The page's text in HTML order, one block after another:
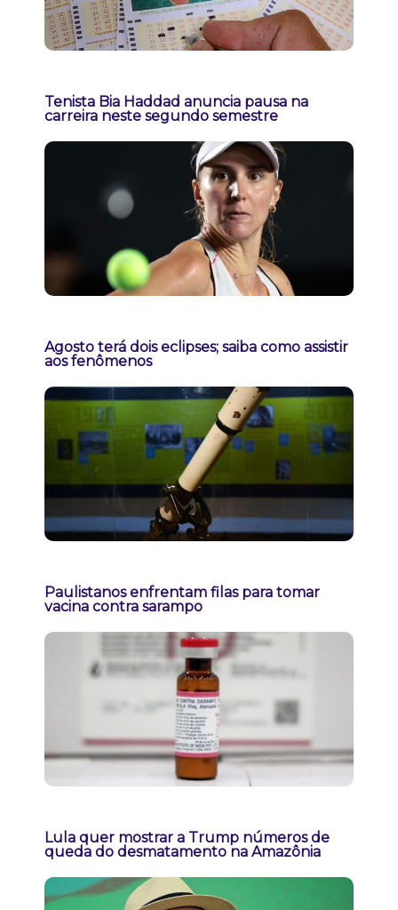
Tenista Bia Haddad anuncia pausa na
carreira neste segundo semestre
Agosto terá dois eclipses; saiba como assistir
aos fenômenos
Paulistanos enfrentam filas para tomar
vacina contra sarampo
Lula quer mostrar a Trump números de
queda do desmatamento na Amazônia